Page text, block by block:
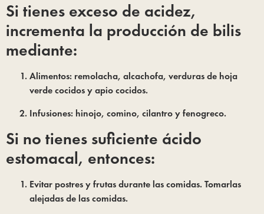
Si tienes exceso de acidez,
incrementa la producción de bilis
mediante:
Alimentos: remolacha, alcachofa, verduras de hoja
verde cocidos y apio cocidos.
Infusiones: hinojo, comino, cilantro y fenogreco.
Si no tienes suficiente ácido
estomacal, entonces:
Evitar postres y frutas durante las comidas. Tomarlas
alejadas de las comidas.